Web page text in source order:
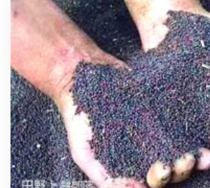
科特派
村部落
博誉咨询